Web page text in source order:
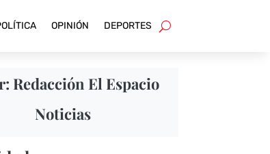
OPINIÓN DEPORTES
Redacción El Espacio
Noticias